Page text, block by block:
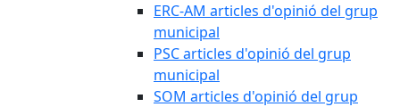
ERC-AM articles d'opinió del grup
municipal
PSC articles d'opinió del grup
municipal
SOM articles d'opinió del grup